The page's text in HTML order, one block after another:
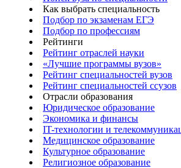
Как выбрать специальность
Подбор по экзаменам ЕГЭ
Подбор по профессиям
Рейтинги
Рейтинг отраслей науки
«Лучшие программы вузов»
Рейтинг специальностей вузов
Рейтинг специальностей ссузов
Отрасли образования
Юридическое образование
Экономика и финансы
IT-технологии и
Медицинское образование
Культурное образование
Религиозное образование